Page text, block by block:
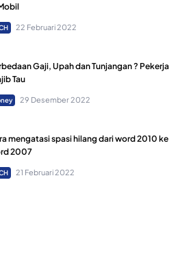
22 Februari 2022
Gaji, Upah dan Tunjangan ? Pekerja
Tau
29 Desember 2022
mengatasi spasi hilang dari word 2010 ke
2007
21 Februari 2022